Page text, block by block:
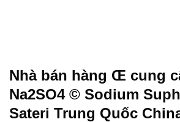
Nhà bán hàng Œ cung
Na2SO4 © Sodium
Sateri Trung Quốc